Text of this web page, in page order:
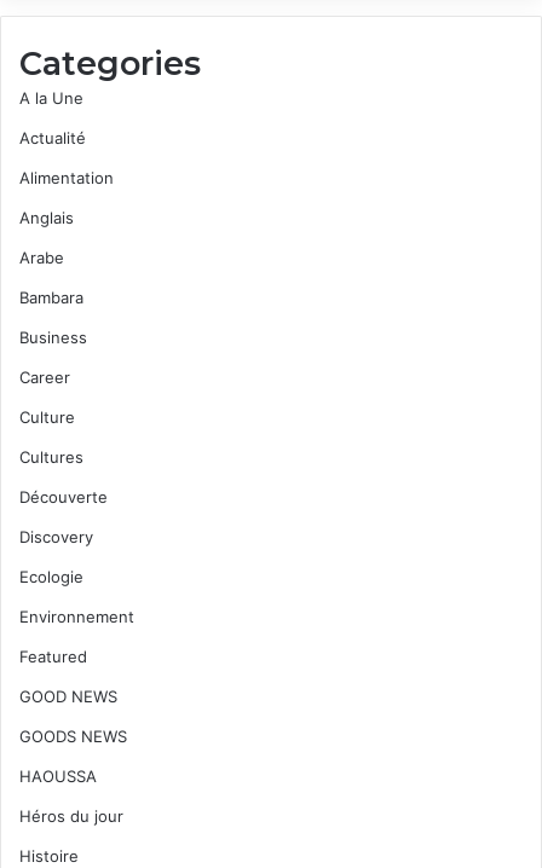
Categories
A la Une
Actualité
Alimentation
Anglais
Arabe
Bambara
Business
Career
Culture
Cultures
Découverte
Discovery
Ecologie
Environnement
Featured
GOOD NEWS
GOODS NEWS
HAOUSSA
Héros du jour
Histoire